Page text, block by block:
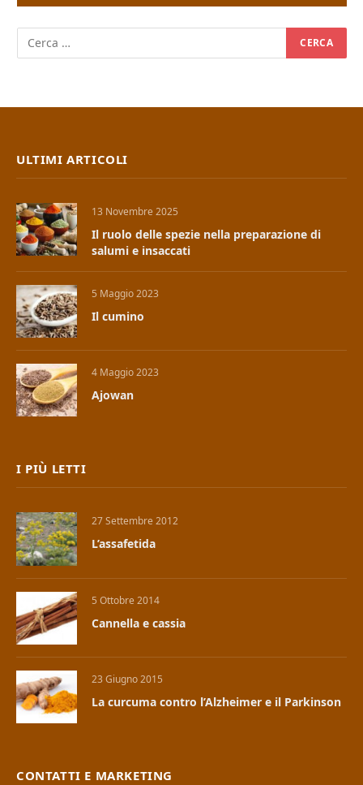
ULTIMI ARTICOLI
13 Novembre 2025
Il ruolo delle spezie nella preparazione di
salumi e insaccati
5 Maggio 2023
Il cumino
4 Maggio 2023
Ajowan
I PIÙ LETTI
27 Settembre 2012
L’assafetida
5 Ottobre 2014
Cannella e cassia
23 Giugno 2015
La curcuma contro l’Alzheimer e il Parkinson
CONTATTI E MARKETING